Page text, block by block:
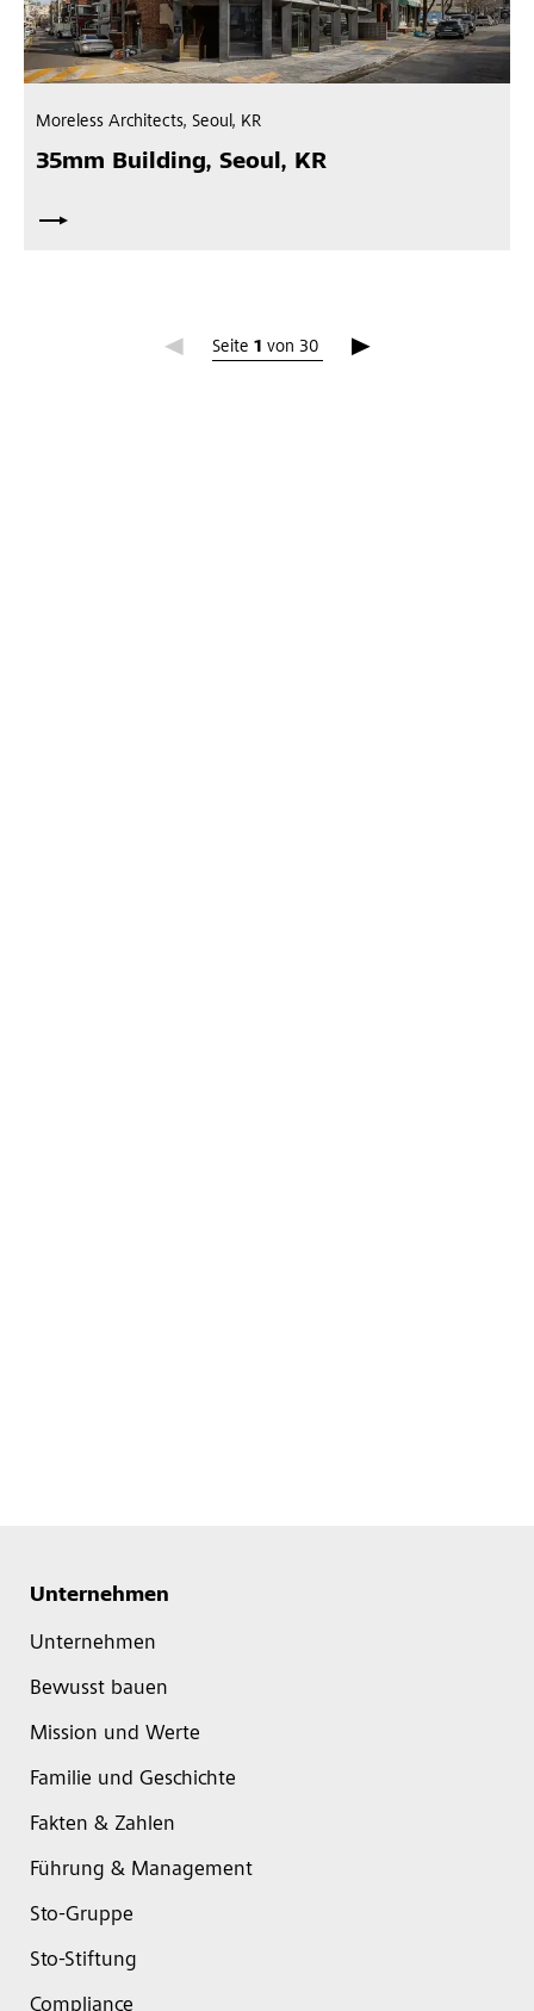
35mm Building, Seoul, KR
Moreless Architects, Seoul, KR
Seite 1 von 30
Seite 1
Unternehmen
Unternehmen
Bewusst bauen
Mission und Werte
Familie und Geschichte
Fakten & Zahlen
Führung & Management
Sto-Gruppe
Sto-Stiftung
Compliance